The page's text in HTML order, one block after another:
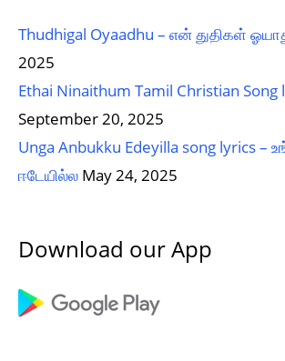
Thudhigal Oyaadhu – என் துதிகள்
2025
Ethai Ninaithum Tamil Christian Song
September 20, 2025
Unga Anbukku Edeyilla song lyrics –
ஈடேயில்ல May 24, 2025
Download our App